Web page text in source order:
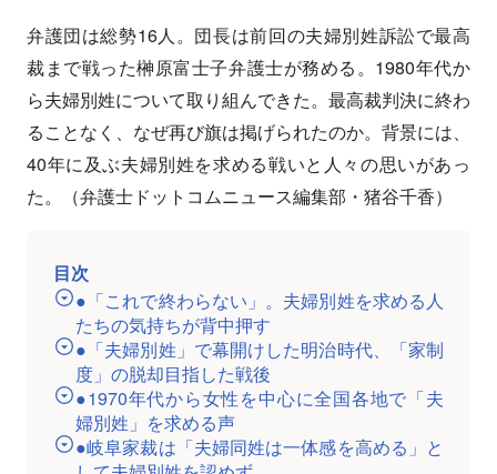
弁護団は総勢16人。団長は前回の夫婦別姓訴訟で最高
裁まで戦った榊原富士子弁護士が務める。1980年代か
ら夫婦別姓について取り組んできた。最高裁判決に終わ
ることなく、なぜ再び旗は掲げられたのか。背景には、
40年に及ぶ夫婦別姓を求める戦いと人々の思いがあっ
た。（弁護士ドットコムニュース編集部・猪谷千香）
目次
●「これで終わらない」。夫婦別姓を求める人
たちの気持ちが背中押す
●「夫婦別姓」で幕開けした明治時代、「家制
度」の脱却目指した戦後
●1970年代から女性を中心に全国各地で「夫
婦別姓」を求める声
●岐阜家裁は「夫婦同姓は一体感を高める」と